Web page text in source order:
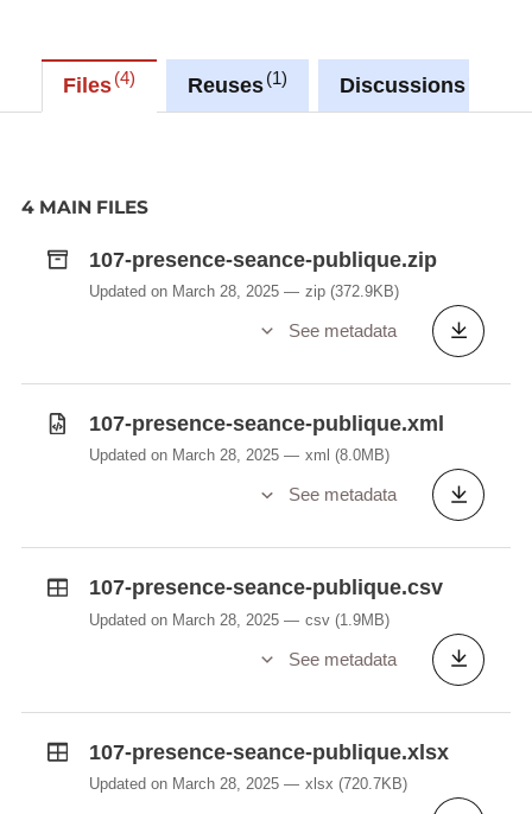
HTML
Files 4 Reuses 1 Discussions
4 MAIN FILES
107-presence-seance-publique.zip
Updated on March 28, 2025 zip (372.9KB)
See metadata
107-presence-seance-publique.xml
Updated on March 28, 2025 xml (8.0MB)
See metadata
107-presence-seance-publique.csv
Updated on March 28, 2025 csv (1.9MB)
See metadata
107-presence-seance-publique.xlsx
Updated on March 28, 2025 xlsx (720.7KB)